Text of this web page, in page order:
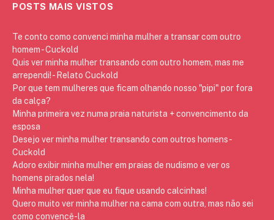
POSTS MAIS VISTOS
Te conto como convenci minha mulher a transar com outro
homem - Cuckold
Quis ver minha mulher transando com outro homem, mas me
arrependi! - Relato Cuckold
Por que tem mulheres que ficam olhando nosso "pipi" por fora
da calça?
Minha primeira vez numa praia naturista + convencimento da
esposa
Desejo ver minha mulher transando com outros homens -
Cuckold
Adoro exibir minha mulher em praias de nudismo e ver os
homens pirados nela!
Minha mulher quer que eu fique usando calcinhas!
Quero muito ver minha mulher na cama com outra, mas não sei
como convencê-la